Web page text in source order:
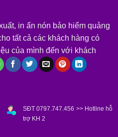
in ấn nón bảo hiểm quảng
tất cả các khách hàng có
của mình đến với khách
SĐT 0797.747.456 >> Hotline hỗ
trợ KH 2